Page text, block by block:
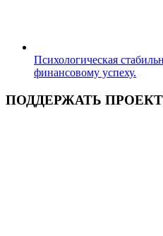
Психологическая
финансовому успеху.
ПОДДЕРЖАТЬ ПРОЕКТ